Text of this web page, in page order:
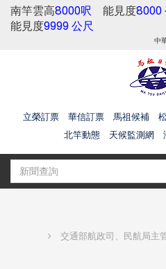
南竿雲高8000呎 能見度8000
能見度9999 公尺
中
立榮訂票 華信訂票 馬祖候補
北竿動態
天候監測網
交通部航政司、民航局